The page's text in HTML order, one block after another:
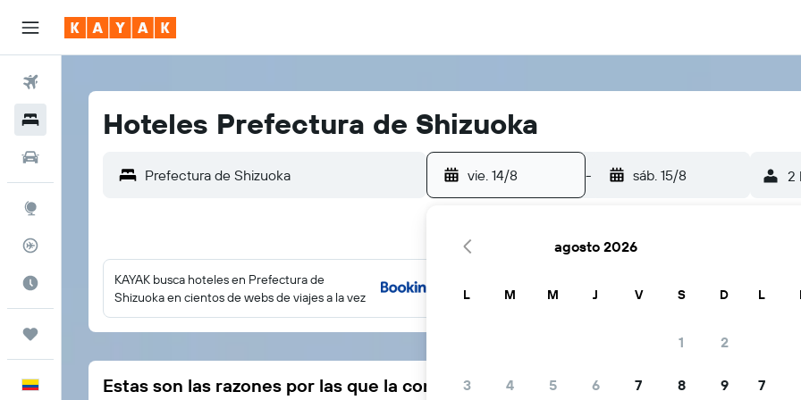
HotelesHoteles Prefectura de Shizuoka
vie. 14/8 - sáb. 15/8 2
KAYAK busca hoteles en Prefectura de
Shizuoka en cientos de webs de viajes a la vez
Estas son las razones por las que la comunidad viajera elige KAYAK
agosto 2026
L M M J V S D
1 2
3 4 5 6 7 8 9
L
7